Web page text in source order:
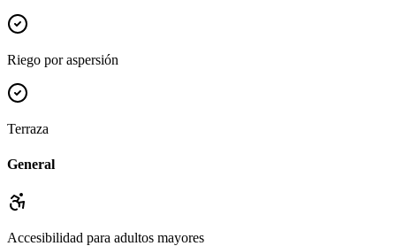
Riego por aspersión
Terraza
General
Accesibilidad para adultos mayores